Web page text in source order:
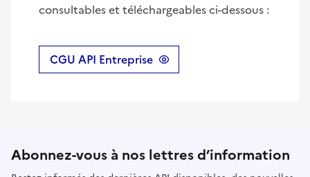
consultables et téléchargeables ci-dessous :
CGU API Entreprise
Abonnez-vous à nos lettres d’information